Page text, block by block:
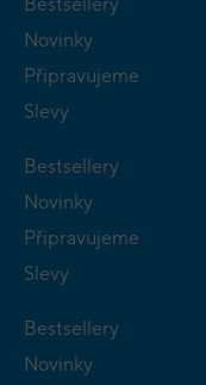
Novinky
Připravujeme
Slevy
Bestsellery
Novinky
Připravujeme
Slevy
Bestsellery
Novinky